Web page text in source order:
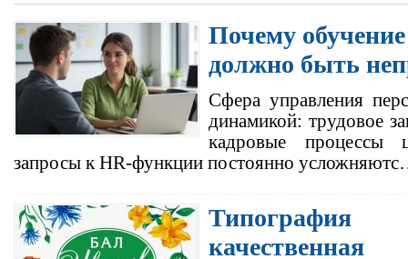
Почему
должно быть
Сфера управления
динамикой: трудовое
кадровые процессы
запросы к HR-функции постоянно